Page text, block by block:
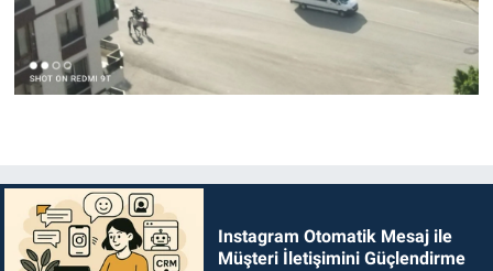
Instagram Otomatik Mesaj ile
Müşteri İletişimini Güçlendirme